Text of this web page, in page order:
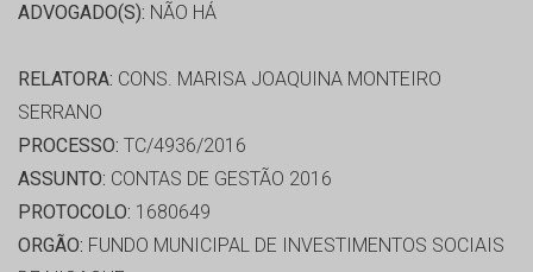
ADVOGADO(S): NÃO HÁ
RELATORA: CONS. MARISA JOAQUINA MONTEIRO
SERRANO
PROCESSO: TC/4936/2016
ASSUNTO: CONTAS DE GESTÃO 2016
PROTOCOLO: 1680649
ORGÃO: FUNDO MUNICIPAL DE INVESTIMENTOS SOCIAIS